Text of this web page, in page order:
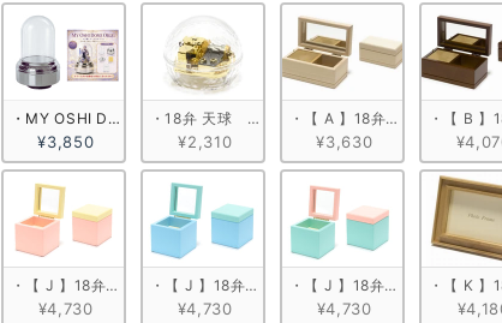
・MY OSHI DOME ORGEL
¥3,850
・18弁 天球　ゴールド
¥2,310
・【 A 】18弁 白木箱角形
¥3,630
・【 B 】
・【 J 】18弁 キューブボックス ピンク
¥4,730
・【 J 】18弁 キューブボックス ブルー
¥4,730
・【 J 】18弁 キューブボッ
¥4,730
・【 K 】